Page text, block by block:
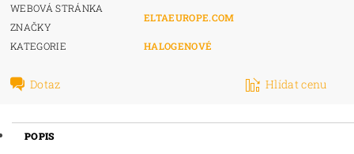
WEBOVÁ STRÁNKA
ZNAČKY
ELTAEUROPE.COM
KATEGORIE HALOGENOVÉ
Dotaz Hlídat cenu
POPIS